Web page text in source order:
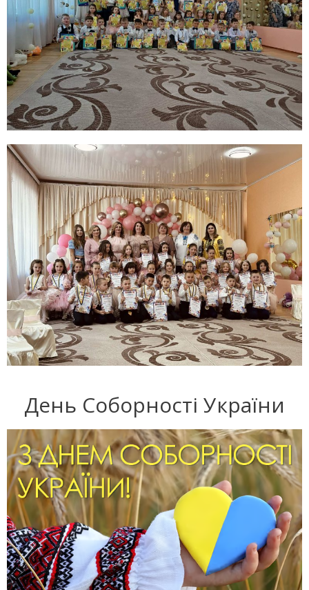
День Соборності України